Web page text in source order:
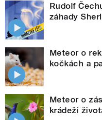
Rudolf
záhady
Meteor o
kočkách a
Meteor o
krádeži